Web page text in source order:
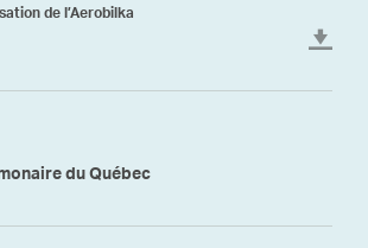
de l’Aerobilka
du Québec